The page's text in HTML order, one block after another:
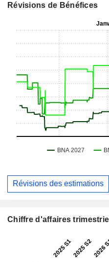
Révisions de Bénéfices
Révisions des estimations
Chiffre d'affaires